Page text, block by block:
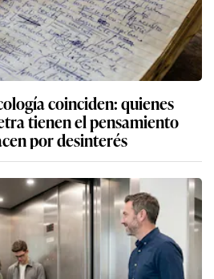
coinciden: quienes
tienen el pensamiento
por desinterés